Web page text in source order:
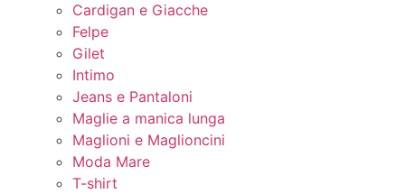
Cardigan e Giacche
Felpe
Gilet
Intimo
Jeans e Pantaloni
Maglie a manica lunga
Maglioni e Maglioncini
Moda Mare
T-shirt